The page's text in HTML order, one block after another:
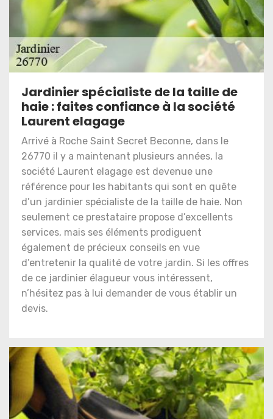
Jardinier spécialiste de la taille de
haie : faites confiance à la société
Laurent elagage
Arrivé à Roche Saint Secret Beconne, dans le
26770 il y a maintenant plusieurs années, la
société Laurent elagage est devenue une
référence pour les habitants qui sont en quête
d’un jardinier spécialiste de la taille de haie. Non
seulement ce prestataire propose d’excellents
services, mais ses éléments prodiguent
également de précieux conseils en vue
d’entretenir la qualité de votre jardin. Si les offres
de ce jardinier élagueur vous intéressent,
n’hésitez pas à lui demander de vous établir un
devis.